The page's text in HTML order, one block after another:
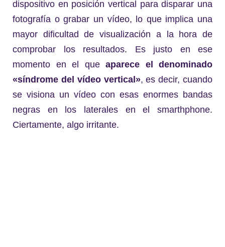
dispositivo en posición vertical para disparar una
fotografía o grabar un vídeo, lo que implica una
mayor dificultad de visualización a la hora de
comprobar los resultados. Es justo en ese
momento en el que aparece el denominado
«síndrome del vídeo vertical», es decir, cuando
se visiona un vídeo con esas enormes bandas
negras en los laterales en el smarthphone.
Ciertamente, algo irritante.